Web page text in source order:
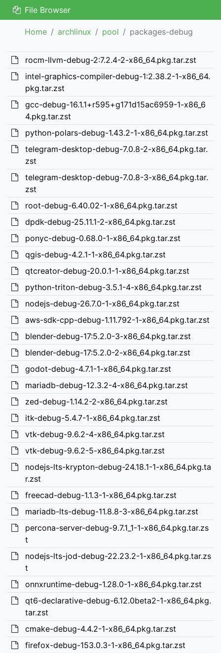
File Browser
Home archlinux pool packages-debug
rocm-llvm-debug-2:7.2.4-2-x86_64.pkg.tar.zst
intel-graphics-compiler-debug-1:2.38.2-1-x86_64.
pkg.tar.zst
gcc-debug-16.1.1+r595+g171d15ac6959-1-x86_6
4.pkg.tar.zst
python-polars-debug-1.43.2-1-x86_64.pkg.tar.zst
telegram-desktop-debug-7.0.8-2-x86_64.pkg.tar.
zst
telegram-desktop-debug-7.0.8-3-x86_64.pkg.tar.
zst
root-debug-6.40.02-1-x86_64.pkg.tar.zst
dpdk-debug-25.11.1-2-x86_64.pkg.tar.zst
ponyc-debug-0.68.0-1-x86_64.pkg.tar.zst
qgis-debug-4.2.1-1-x86_64.pkg.tar.zst
qtcreator-debug-20.0.1-1-x86_64.pkg.tar.zst
python-triton-debug-3.5.1-4-x86_64.pkg.tar.zst
nodejs-debug-26.7.0-1-x86_64.pkg.tar.zst
aws-sdk-cpp-debug-1.11.792-1-x86_64.pkg.tar.zst
blender-debug-17:5.2.0-3-x86_64.pkg.tar.zst
blender-debug-17:5.2.0-2-x86_64.pkg.tar.zst
godot-debug-4.7.1-1-x86_64.pkg.tar.zst
mariadb-debug-12.3.2-4-x86_64.pkg.tar.zst
zed-debug-1.14.2-2-x86_64.pkg.tar.zst
itk-debug-5.4.7-1-x86_64.pkg.tar.zst
vtk-debug-9.6.2-4-x86_64.pkg.tar.zst
vtk-debug-9.6.2-5-x86_64.pkg.tar.zst
nodejs-lts-krypton-debug-24.18.1-1-x86_64.pkg.ta
r.zst
freecad-debug-1.1.3-1-x86_64.pkg.tar.zst
mariadb-lts-debug-11.8.8-3-x86_64.pkg.tar.zst
percona-server-debug-9.7.1_1-1-x86_64.pkg.tar.zs
t
nodejs-lts-jod-debug-22.23.2-1-x86_64.pkg.tar.zs
t
onnxruntime-debug-1.28.0-1-x86_64.pkg.tar.zst
qt6-declarative-debug-6.12.0beta2-1-x86_64.pkg.
tar.zst
cmake-debug-4.4.2-1-x86_64.pkg.tar.zst
firefox-debug-153.0.3-1-x86_64.pkg.tar.zst